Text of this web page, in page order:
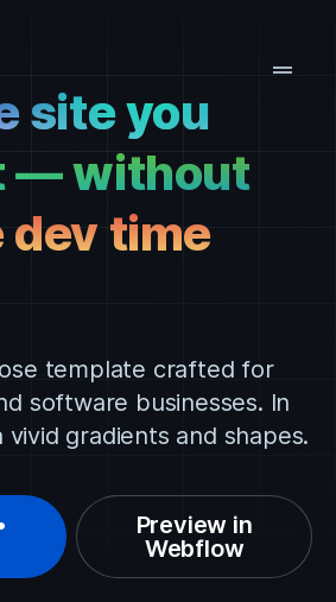
drag_handle
site you
site you
— without
— without
dev time
dev time
template crafted for
software businesses. In
gradients and shapes.
Preview in
Webflow